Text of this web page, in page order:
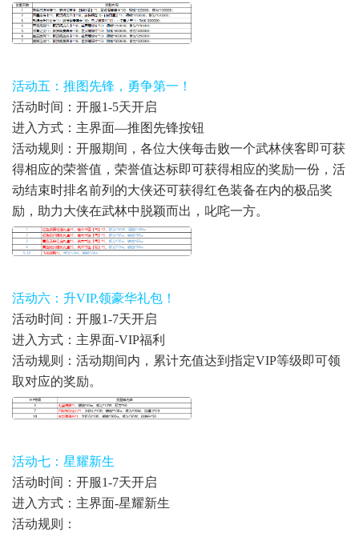
活动五：推图先锋，勇争第一！
活动时间：开服1-5天开启
进入方式：主界面—推图先锋按钮
活动规则：开服期间，各位大侠每击败一个武林侠客即可获
得相应的荣誉值，荣誉值达标即可获得相应的奖励一份，活
动结束时排名前列的大侠还可获得红色装备在内的极品奖
励，助力大侠在武林中脱颖而出，叱咤一方。
活动六：升VIP,领豪华礼包！
活动时间：开服1-7天开启
进入方式：主界面-VIP福利
活动规则：活动期间内，累计充值达到指定VIP等级即可领
取对应的奖励。
活动七：星耀新生
活动时间：开服1-7天开启
进入方式：主界面-星耀新生
活动规则：